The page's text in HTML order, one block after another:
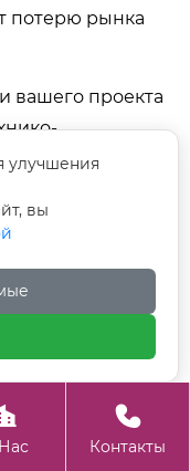
потерю рынка
вашего проекта
на
с ведущими

Контакты
улучшения
вы